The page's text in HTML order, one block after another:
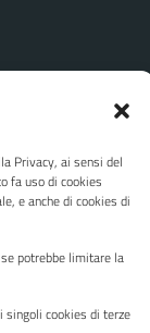
Privacy, ai sensi del
fa uso di cookies
e anche di cookies di
potrebbe limitare la
cookies di terze